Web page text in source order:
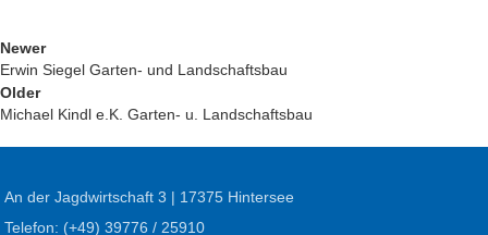
Newer
Erwin Siegel Garten- und Landschaftsbau
Older
Michael Kindl e.K. Garten- u. Landschaftsbau
An der Jagdwirtschaft 3 | 17375 Hintersee
Telefon: (+49) 39776 / 25910